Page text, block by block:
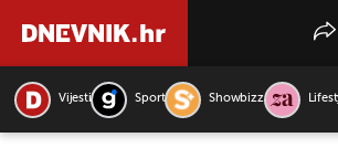
Vijesti Sport Showbizz
PRETRAŽITE VIJESTI